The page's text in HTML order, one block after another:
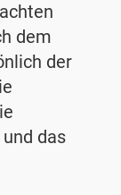
dem
der
das